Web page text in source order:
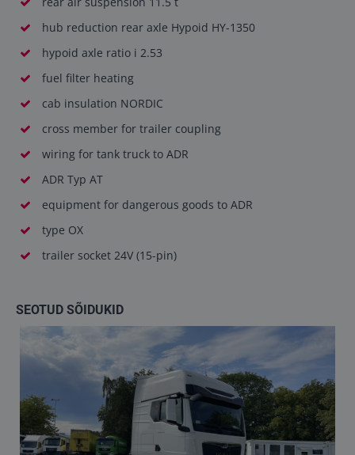
hub reduction rear axle Hypoid HY-1350
hypoid axle ratio i 2.53
fuel filter heating
cab insulation NORDIC
cross member for trailer coupling
wiring for tank truck to ADR
ADR Typ AT
equipment for dangerous goods to ADR
type OX
trailer socket 24V (15-pin)
SEOTUD SÕIDUKID